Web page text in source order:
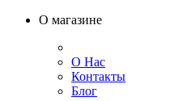
О магазине
О Нас
Контакты
Блог